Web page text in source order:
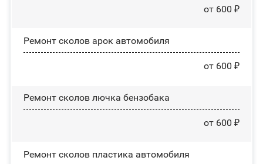
от 600 ₽
Ремонт сколов арок автомобиля
от 600 ₽
Ремонт сколов лючка бензобака
от 600 ₽
Ремонт сколов пластика автомобиля